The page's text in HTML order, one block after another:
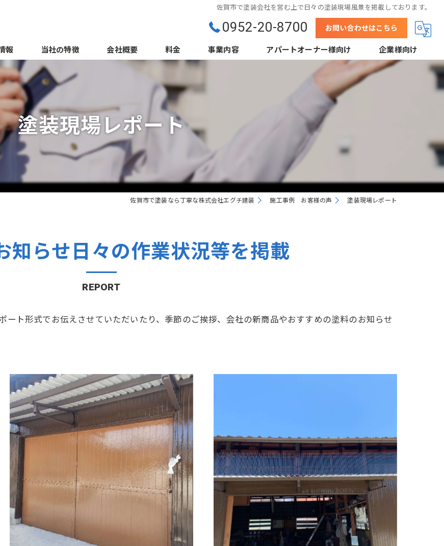
佐賀市で塗装会社を営む上で日々の塗装現場風景を掲載しております。
0952-20-8700 お問い合わせはこちら
報 当社の特徴 会社概要
よくある質問
サポート体制
料金 事業内容
外装クリーニング
屋根塗装
アパートオーナー様向け 企業様向け
結露防止塗装（当社事例）
鋼板屋根塗装
塗装現場レポート
佐賀市で塗装なら丁寧な株式会社エグチ建装 施工事例 お客様の声 塗装現場レポート
知らせ日々の作業状況等を掲載
REPORT
ート形式でお伝えさせていただいたり、季節のご挨拶、会社の新商品やおすすめの塗料のお知らせ
佐賀市 川副町 農業倉庫その② 完了❗️